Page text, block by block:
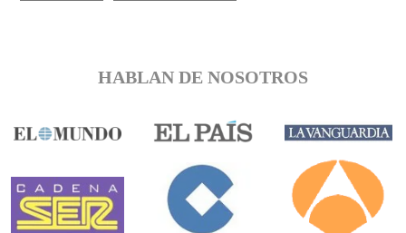
HABLAN DE NOSOTROS